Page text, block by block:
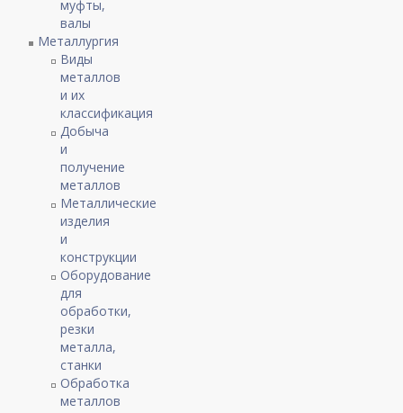
муфты,
валы
Металлургия
Виды
металлов
и их
классификация
Добыча
и
получение
металлов
Металлические
изделия
и
конструкции
Оборудование
для
обработки,
резки
металла,
станки
Обработка
металлов